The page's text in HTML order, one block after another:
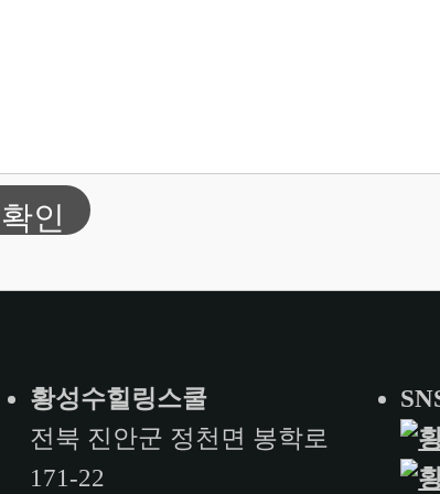
확인
황성수힐링스쿨
전북 진안군 정천면 봉학로
171-22